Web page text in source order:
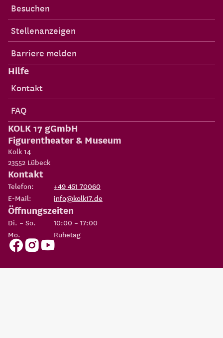
Besuchen
Stellenanzeigen
Barriere melden
Hilfe
Kontakt
FAQ
KOLK 17 gGmbH
Figurentheater & Museum
Kolk 14
23552 Lübeck
Kontakt
Telefon:
+49 451 70060
E-Mail:
info@kolk17.de
Öffnungszeiten
Di. – So.
10:00 – 17:00
Mo.
Ruhetag